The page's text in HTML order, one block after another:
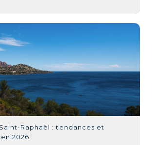
Raphaël : tendances et
2026